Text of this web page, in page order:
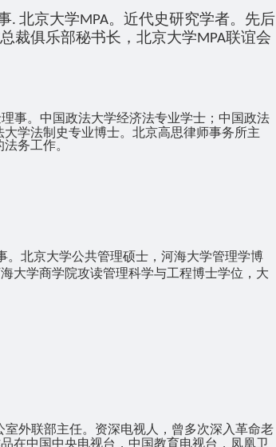
. 北京大学MPA。近代史研究学者。先后
裁俱乐部秘书长，北京大学MPA联谊会
事。 中国政法大学经济法专业学士；中国政法
学法制史专业博士。北京高思律师事务所主
务工作。
北京大学公共管理硕士，河海大学管理学博
大学商学院攻读管理科学与工程博士学位，大
外联部主任。 资深电视人，曾多次深入革命老
在中国中央电视台，中国教育电视台，凤凰卫